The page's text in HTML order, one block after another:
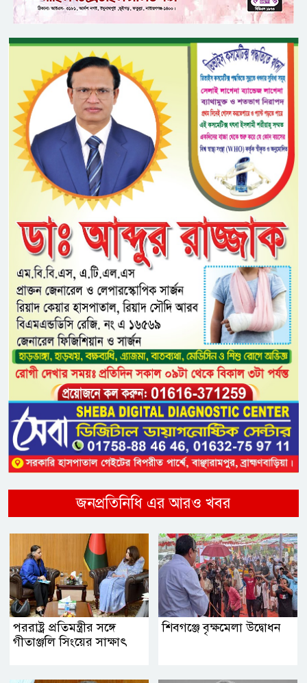
জনপ্রতিনিধি এর আরও খবর
পররাষ্ট্র প্রতিমন্ত্রীর সঙ্গে
গীতাঞ্জলি সিংয়ের সাক্ষাৎ
শিবগঞ্জে বৃক্ষমেলা উদ্বোধন